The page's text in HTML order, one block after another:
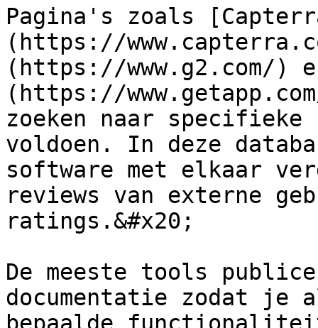
Pagina's zoals
(https://
(https://www.g2.com/)
(https://
zoeken naar
voldoen. In deze
software met elkaar
reviews van externe
ratings.&#x20;
De meeste tools
documentatie zodat je